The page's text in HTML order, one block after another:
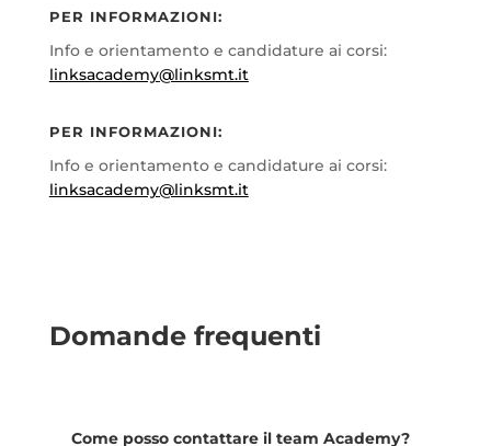
PER INFORMAZIONI:
Info e orientamento e candidature ai corsi:
linksacademy@linksmt.it
PER INFORMAZIONI:
Info e orientamento e candidature ai corsi:
linksacademy@linksmt.it
Domande frequenti
Come posso contattare il team Academy?